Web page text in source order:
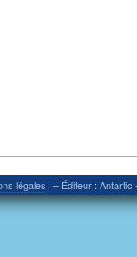
légales – Éditeur :